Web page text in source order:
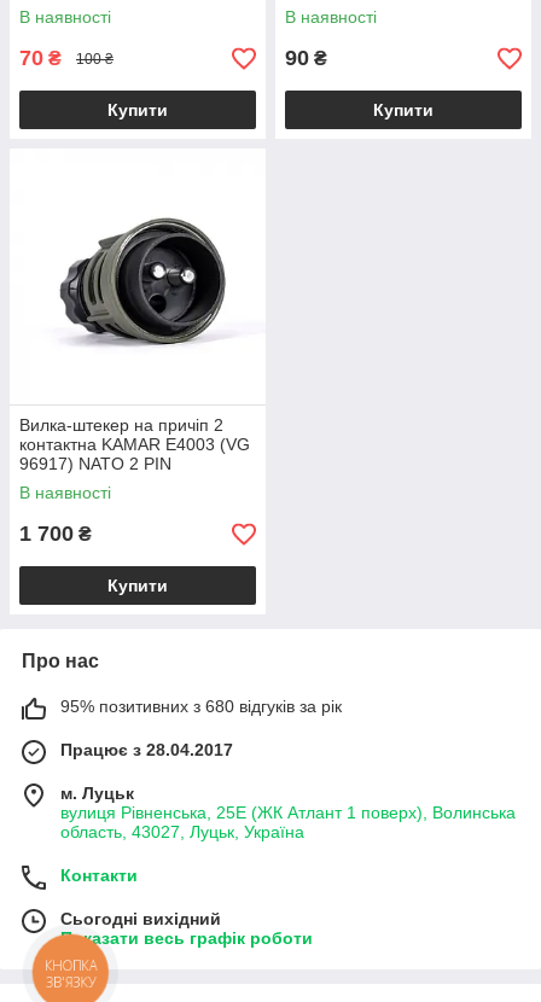
В наявності
70 ₴ 100 ₴
Купити
В наявності
90 ₴
Купити
Вилка-штекер на причіп 2
контактна KAMAR E4003 (VG
96917) NATO 2 PIN
В наявності
1 700 ₴
Купити
Про нас
95% позитивних з 680 відгуків за рік
Працює з 28.04.2017
м. Луцьк
вулиця Рівненська, 25Е (ЖК Атлант 1 поверх), Волинська
область, 43027, Луцьк, Україна
Контакти
Сьогодні вихідний
Показати весь графік роботи
КНОПКА
ЗВ'ЯЗКУ